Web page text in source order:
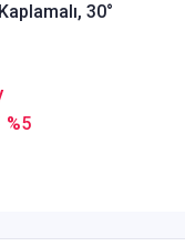
30°
%5